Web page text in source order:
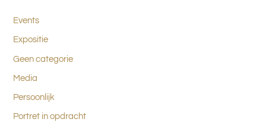
Events
Expositie
Geen categorie
Media
Persoonlijk
Portret in opdracht